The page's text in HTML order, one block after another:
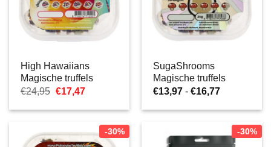
High Hawaiians
Magische truffels
€24,95 Oorspronkelijke
was:
€17,47Huidige
is:
SugaShrooms
Magische truffels
€13,97 - €16,77Prijsklasse:
tot
-30% -30%